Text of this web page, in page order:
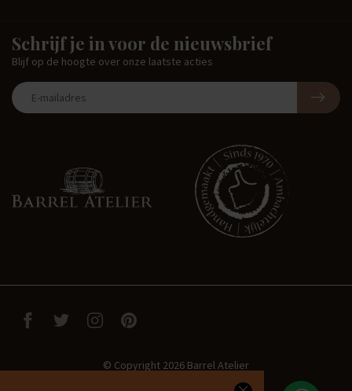
Schrijf je in voor de nieuwsbrief
Blijf op de hoogte over onze laatste acties
© Copyright 2026 Barrel Atelier